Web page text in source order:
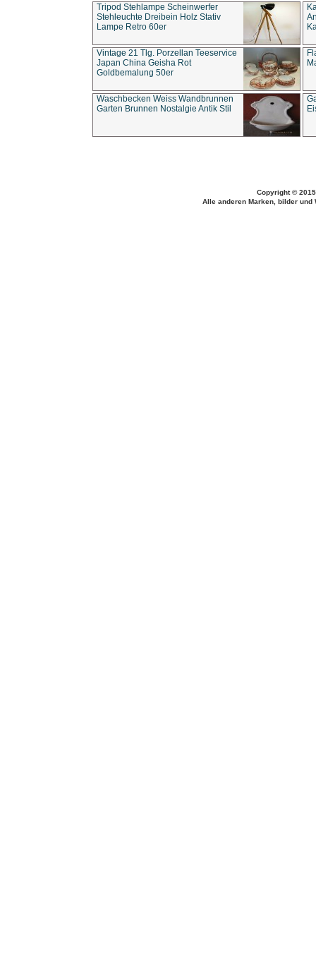
Tripod Stehlampe Scheinwerfer
Stehleuchte Dreibein Holz Stativ
Lampe Retro 60er
Vintage 21 Tlg. Porzellan Teeservice
Japan China Geisha Rot
Goldbemalung 50er
Waschbecken Weiss Wandbrunnen
Garten Brunnen Nostalgie Antik Stil
Copyright ©
Alle anderen Marken, bilder und